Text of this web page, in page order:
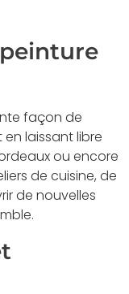
façon de
laissant libre
ou encore
de cuisine, de
de nouvelles